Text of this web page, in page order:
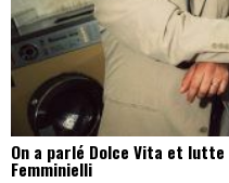
On a parlé Dolce Vita et
Femminielli